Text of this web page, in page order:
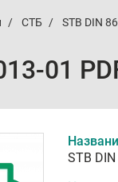
СТБ STB DIN
01
STB